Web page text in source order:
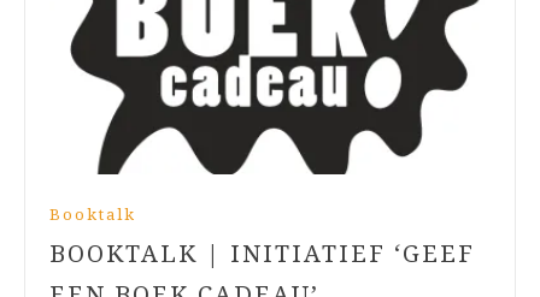
Booktalk
BOOKTALK | INITIATIEF ‘GEEF